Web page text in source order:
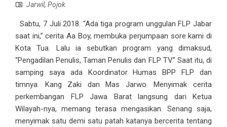
Jarwil, Pojok
Sabtu, 7 Juli 2018. “Ada tiga program unggulan FLP Jabar
saat ini,” cerita Aa Boy, membuka perjumpaan sore kami di
Kota Tua. Lalu ia sebutkan program yang dimaksud,
“Pengadilan Penulis, Taman Penulis dan FLP TV.” Saat itu, di
samping saya ada Koordinator Humas BPP FLP dan
timnya. Kang Zaki dan Mas Jarwo. Menyimak cerita
perkembangan FLP Jawa Barat langsung dari Ketua
Wilayah-nya, memang terasa mengasikan. Senang saja,
menyimak satu demi satu patah katanya bercerita tentang